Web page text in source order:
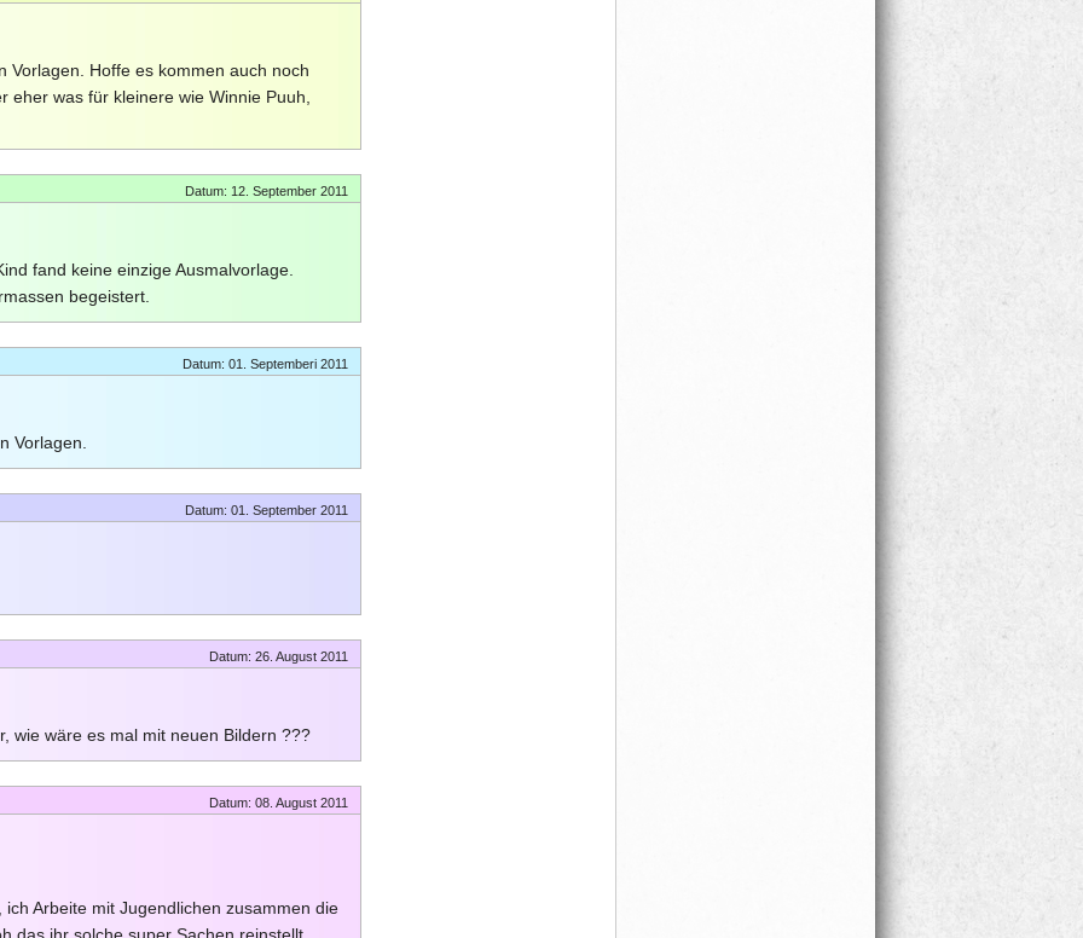
Vorlagen. Hoffe es kommen auch noch
eher was für kleinere wie Winnie Puuh,
Datum: 12. September 2011
fand keine einzige Ausmalvorlage.
begeistert.
Datum: 01. Septemberi 2011
Vorlagen.
Datum: 01. September 2011
Datum: 26. August 2011
wie wäre es mal mit neuen Bildern ???
Datum: 08. August 2011
Arbeite mit Jugendlichen zusammen die